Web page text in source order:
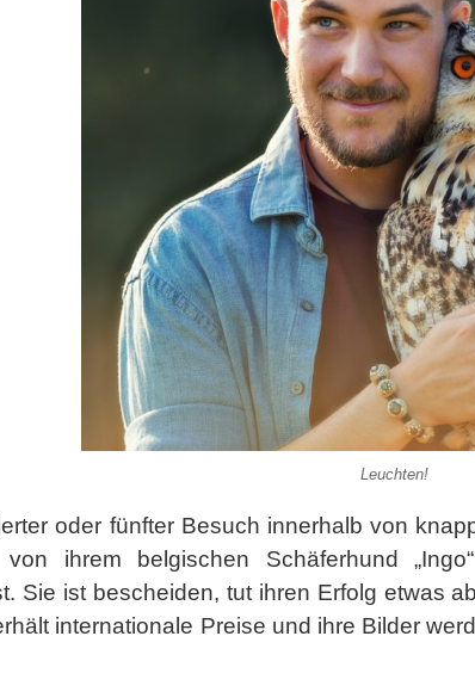
Leuchten!
oder fünfter Besuch innerhalb von
ihrem belgischen Schäferhund
Sie ist bescheiden, tut ihren Erfolg etwas
internationale Preise und ihre Bilder